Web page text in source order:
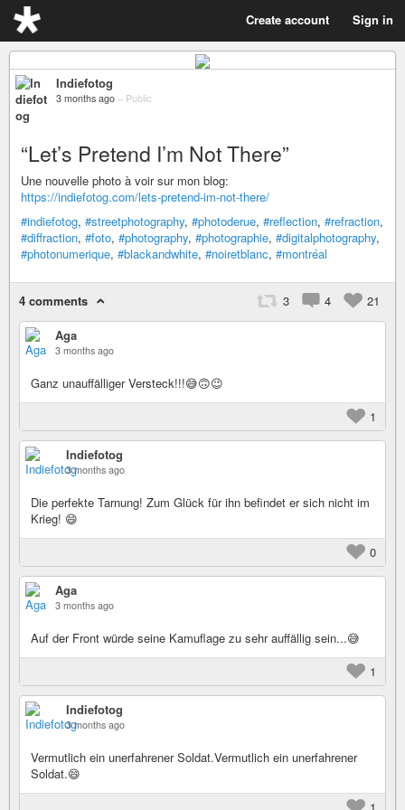
Create account Sign in
Indiefotog
3 months ago – Public
“Let’s Pretend I’m Not There”
Une nouvelle photo à voir sur mon blog:
https://indiefotog.com/lets-pretend-im-not-there/
#indiefotog, #streetphotography, #photoderue, #reflection, #refraction,
#diffraction, #foto, #photography, #photographie, #digitalphotography,
#photonumerique, #blackandwhite, #noiretblanc, #montréal
4 comments 3 4
21
Aga
3 months ago
Ganz unauffälliger Versteck!!!😅🙃😉
1
Indiefotog
3 months ago
Die perfekte Tarnung! Zum Glück für ihn befindet er sich nicht im
Krieg! 😄
0
Aga
3 months ago
Auf der Front würde seine Kamuflage zu sehr auffällig sein...😅
1
Indiefotog
3 months ago
Vermutlich ein unerfahrener Soldat.Vermutlich ein unerfahrener
Soldat.😄
1